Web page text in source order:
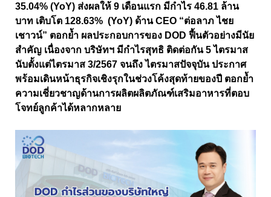
35.04% (YoY) ส่งผลให้ 9 เดือนแรก มีกำไร 46.81 ล้าน
บาท เติบโต 128.63% (YoY) ด้านCEO “ต่อลาภ ไชย
เชาวน์” ตอกย้ำ ผลประกอบการของ DOD ฟื้นตัวอย่างมีนัย
สำคัญ เนื่องจาก บริษัทฯ มีกำไรสุทธิ ติดต่อกัน 5 ไตรมาส
นับตั้งแต่ไตรมาส 3/2567 จนถึง ไตรมาสปัจจุบันประกาศ
พร้อมเดินหน้าธุรกิจเชิงรุกในช่วงโค้งสุดท้ายของปี ตอกย้ำ
ความเชี่ยวชาญด้านการผลิตผลิตภัณฑ์เสริมอาหารที่ตอบ
โจทย์ลูกค้าได้หลากหลาย